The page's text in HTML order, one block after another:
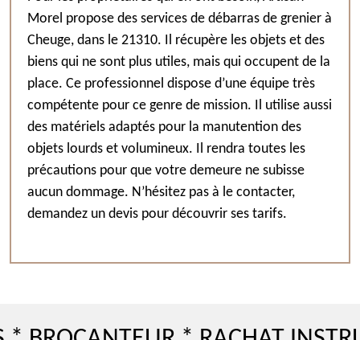
Morel propose des services de débarras de grenier à
Cheuge, dans le 21310. Il récupère les objets et des
biens qui ne sont plus utiles, mais qui occupent de la
place. Ce professionnel dispose d’une équipe très
compétente pour ce genre de mission. Il utilise aussi
des matériels adaptés pour la manutention des
objets lourds et volumineux. Il rendra toutes les
précautions pour que votre demeure ne subisse
aucun dommage. N’hésitez pas à le contacter,
demandez un devis pour découvrir ses tarifs.